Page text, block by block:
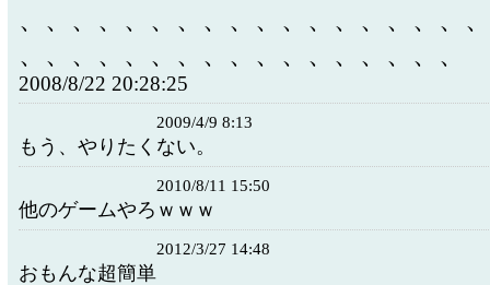
、、、、、、、、、、、、、、、、、
、、、、、、、、、、、、、、、、、
2008/8/22 20:28:25
2009/4/9 8:13
もう、やりたくない。
2010/8/11 15:50
他のゲームやろｗｗｗ
2012/3/27 14:48
おもんな超簡単